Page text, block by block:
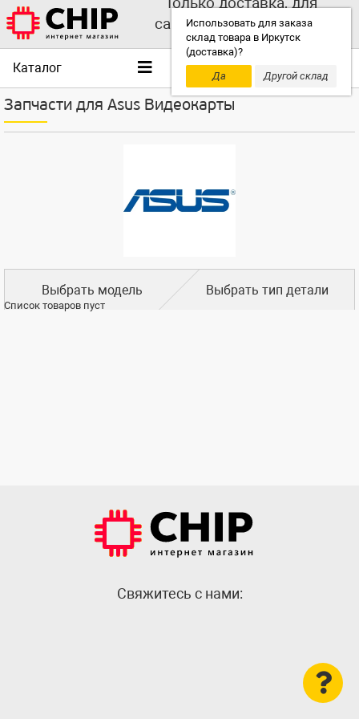
Использовать для заказа
склад товара в Иркутск
(доставка)?
Да
Другой склад
самовывоза выбирайте
другой склад!
Каталог
Запчасти для Asus Видеокарты
Выбрать модель Выбрать тип детали
Список товаров пуст
Cвяжитесь с нами: